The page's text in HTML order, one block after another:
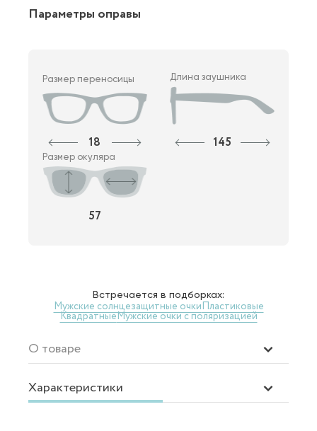
Параметры оправы
Размер переносицы
18
Длина заушника
145
Размер окуляра
57
Встречается в подборках:
Мужские солнцезащитные очкиПластиковые
КвадратныеМужские очки с поляризацией
О товаре
Характеристики